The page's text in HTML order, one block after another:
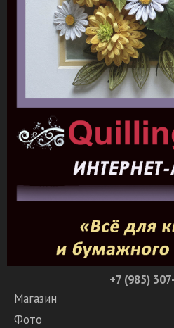
+7 (985)
Магазин
Фото